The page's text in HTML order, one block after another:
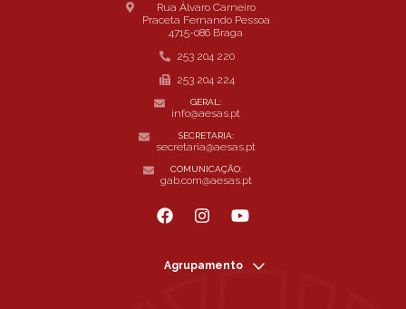
Rua Álvaro Carneiro
Praceta Fernando Pessoa
4715-086 Braga
253 204 220
253 204 224
GERAL:
info@aesas.pt
SECRETARIA:
secretaria@aesas.pt
COMUNICAÇÃO:
gab.com@aesas.pt
Agrupamento